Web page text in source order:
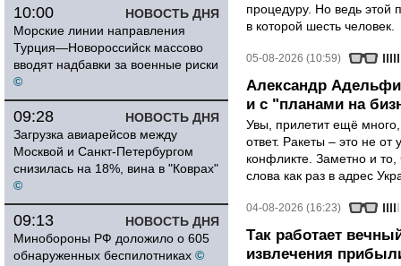
НОВОСТЬ ДНЯ
10:00
Морские линии направления
Турция—Новороссийск массово
вводят надбавки за военные риски
©
НОВОСТЬ ДНЯ
09:28
Загрузка авиарейсов между
Москвой и Санкт-Петербургом
снизилась на 18%, вина в "Коврах"
©
НОВОСТЬ ДНЯ
09:13
Минобороны РФ доложило о 605
обнаруженных беспилотниках ©
процедуру. Но ведь этой
в которой шесть человек.
05-08-2026 (10:59)
Александр
и с "планами на
Увы, прилетит ещё
ответ. Ракеты – это не от
конфликте. Заметно и
слова как раз в адрес
04-08-2026 (16:23)
Так работает
извлечения